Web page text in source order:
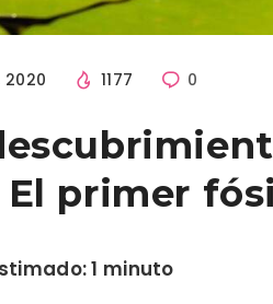
2020 1177 0
primer
1 minuto